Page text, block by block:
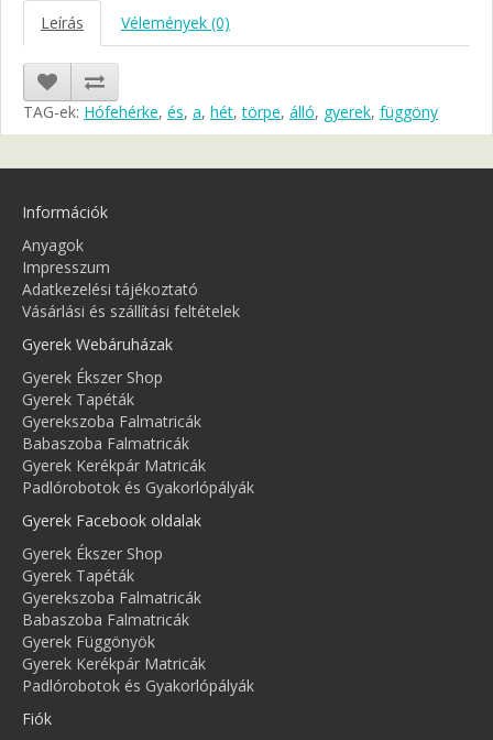
Leírás Vélemények (0)
TAG-ek: Hófehérke, és, a, hét,törpe, álló, gyerek, függöny
Információk
Anyagok
Impresszum
Adatkezelési tájékoztató
Vásárlási és szállítási feltételek
Gyerek Webáruházak
Gyerek Ékszer Shop
Gyerek Tapéták
Gyerekszoba Falmatricák
Babaszoba Falmatricák
Gyerek Kerékpár Matricák
Padlórobotok és Gyakorlópályák
Gyerek Facebook oldalak
Gyerek Ékszer Shop
Gyerek Tapéták
Gyerekszoba Falmatricák
Babaszoba Falmatricák
Gyerek Függönyök
Gyerek Kerékpár Matricák
Padlórobotok és Gyakorlópályák
Fiók